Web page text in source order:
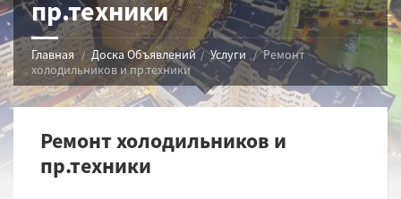
пр.техники
Главная Доска Объявлений Услуги
Ремонт
холодильников и пр.техники
Ремонт холодильников и
пр.техники